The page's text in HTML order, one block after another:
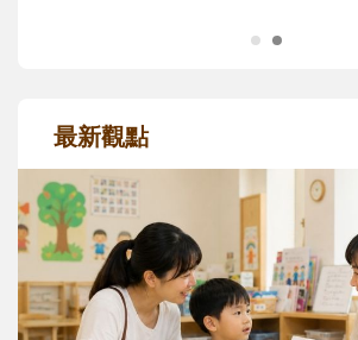
最新觀點